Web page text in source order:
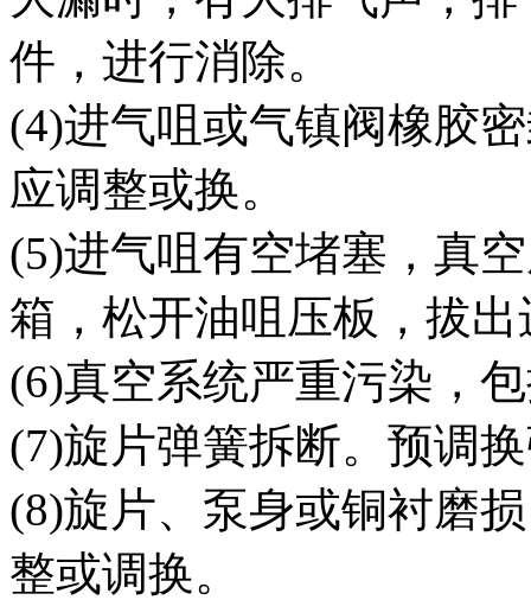
件，进行消除。
(4)进气咀或气镇阀橡胶
应调整或换。
(5)进气咀有空堵塞，真
箱，松开油咀压板，拔
(6)真空系统严重污染，
(7)旋片弹簧拆断。预调
(8)旋片、泵身或铜衬磨
整或调换。